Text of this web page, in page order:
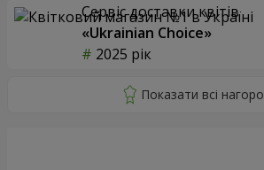
Сервіс доставки квітів
«Ukrainian Choice»
2025 рік